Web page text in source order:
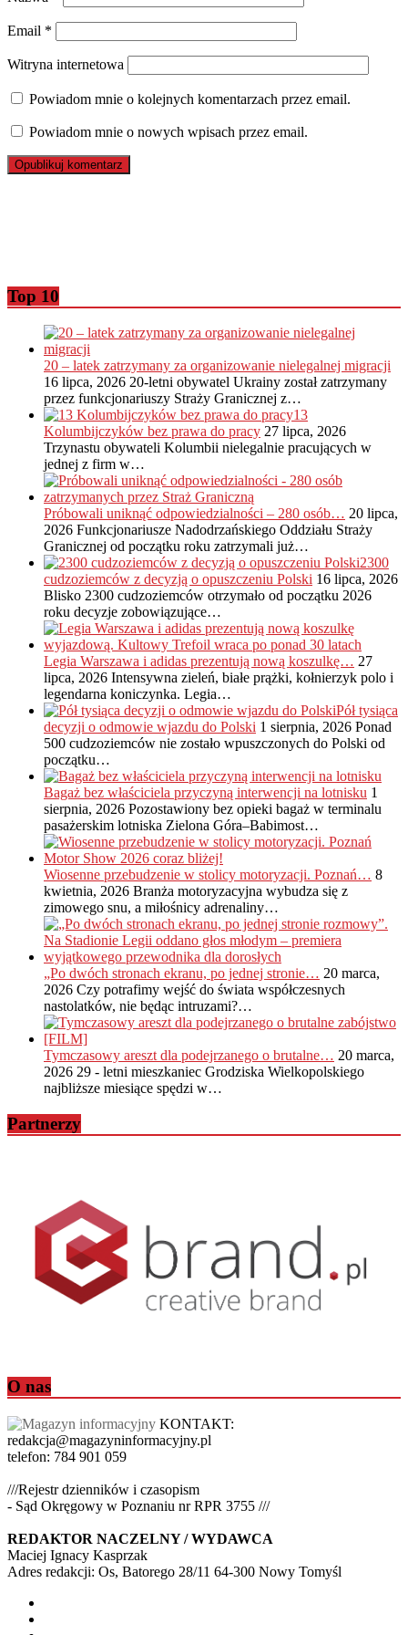
Email *
Witryna internetowa
Powiadom mnie o kolejnych komentarzach przez email.
Powiadom mnie o nowych wpisach przez email.
Top 10
20 – latek zatrzymany za organizowanie nielegalnej migracji
16 lipca, 2026 20-letni obywatel Ukrainy został zatrzymany
przez funkcjonariuszy Straży Granicznej z…
13
Kolumbijczyków bez prawa do pracy 27 lipca, 2026
Trzynastu obywateli Kolumbii nielegalnie pracujących w
jednej z firm w…
Próbowali uniknąć odpowiedzialności – 280 osób… 20 lipca,
2026 Funkcjonariusze Nadodrzańskiego Oddziału Straży
Granicznej od początku roku zatrzymali już…
2300
cudzoziemców z decyzją o opuszczeniu Polski 16 lipca, 2026
Blisko 2300 cudzoziemców otrzymało od początku 2026
roku decyzje zobowiązujące…
Legia Warszawa i adidas prezentują nową koszulkę… 27
lipca, 2026 Intensywna zieleń, białe prążki, kołnierzyk polo i
legendarna koniczynka. Legia…
Pół tysiąca
decyzji o odmowie wjazdu do Polski 1 sierpnia, 2026 Ponad
500 cudzoziemców nie zostało wpuszczonych do Polski od
początku…
Bagaż bez właściciela przyczyną interwencji na lotnisku 1
sierpnia, 2026 Pozostawiony bez opieki bagaż w terminalu
pasażerskim lotniska Zielona Góra–Babimost…
Wiosenne przebudzenie w stolicy motoryzacji. Poznań… 8
kwietnia, 2026 Branża motoryzacyjna wybudza się z
zimowego snu, a miłośnicy adrenaliny…
„Po dwóch stronach ekranu, po jednej stronie… 20 marca,
2026 Czy potrafimy wejść do świata współczesnych
nastolatków, nie będąc intruzami?…
Tymczasowy areszt dla podejrzanego o brutalne… 20 marca,
2026 29 - letni mieszkaniec Grodziska Wielkopolskiego
najbliższe miesiące spędzi w…
Partnerzy
O nas
KONTAKT:
redakcja@magazyninformacyjny.pl
telefon: 784 901 059
///Rejestr dzienników i czasopism
- Sąd Okręgowy w Poznaniu nr RPR 3755 ///
REDAKTOR NACZELNY / WYDAWCA
Maciej Ignacy Kasprzak
Adres redakcji: Os, Batorego 28/11 64-300 Nowy Tomyśl